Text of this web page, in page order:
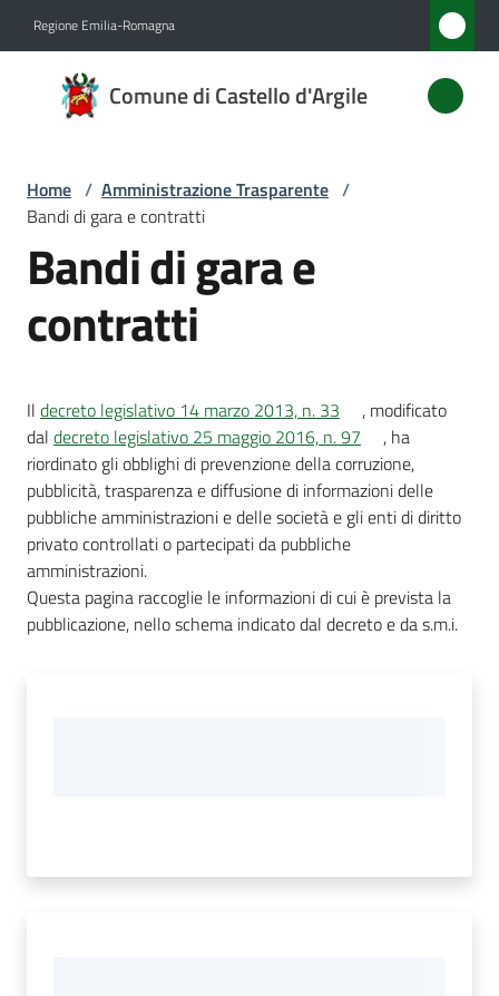
Regione Emilia-Romagna
Comune di Castello d'Argile
Comune
di
d'Argile
Amministrazione
Novità
Vivere
Castello
d'Argile
Seguici
Home / Amministrazione Trasparente /
Bandi di gara e contratti
Bandi di gara e
contratti
Il decreto legislativo 14 marzo 2013, n. 33
, modificato
dal decreto legislativo 25 maggio 2016, n. 97
, ha
riordinato gli obblighi di prevenzione della corruzione,
pubblicità, trasparenza e diffusione di informazioni delle
pubbliche amministrazioni e delle società e gli enti di diritto
privato controllati o partecipati da pubbliche
amministrazioni.
Questa pagina raccoglie le informazioni di cui è prevista la
pubblicazione, nello schema indicato dal decreto e da s.m.i.